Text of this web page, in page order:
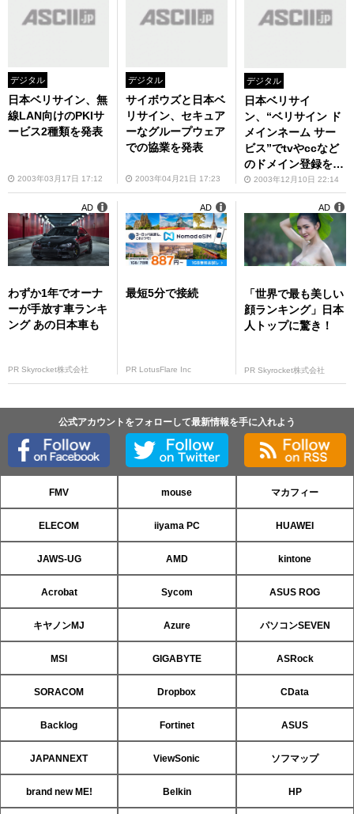
デジタル
日本ベリサイン、無
線LAN向けのPKIサ
ービス2種類を発表
2003年03月17日 17:12
デジタル
サイボウズと日本ベ
リサイン、セキュア
ーなグループウェア
での協業を発表
2003年04月21日 17:23
デジタル
日本ベリサイ
ン、“ベリサイン ド
メインネーム サー
ビス”でtvやccなど
のドメイン登録を開
始2003年12月10日 22:14
わずか1年でオーナ
ーが手放す車ランキ
ング あの日本車も
PR Skyrocket株式会社
AD
最短5分で接続
PR LotusFlare Inc
AD
「世界で最も美しい
顔ランキング」日本
人トップに驚き！
PR Skyrocket株式会社
AD
公式アカウントをフォローして最新情報を手に入れよう
FMV mouse マカフィー
ELECOM iiyama PC HUAWEI
JAWS-UG AMD kintone
Acrobat Sycom ASUS ROG
キヤノンMJ Azure パソコンSEVEN
MSI GIGABYTE ASRock
SORACOM Dropbox CData
Backlog Fortinet ASUS
JAPANNEXT ViewSonic ソフマップ
brand new ME! Belkin HP